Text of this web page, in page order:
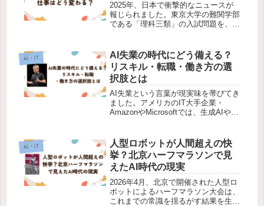
2025年、日本で衝撃的なニュースが
報じられました。東京大学の難関学部
である「理科三類」の入試問題を、生
東京のベンチャー企業「ライフプロン
プト」。その能力は、医学部を目...
AI・IT
AI失業の時代にどう備える？
リスキル・転職・働き方の選
択肢とは
AI失業という言葉が現実味を帯びてき
ました。アメリカのIT大手企業・
AmazonやMicrosoftでは、生成AIやAI
の大規模な人員削減にも踏み切ってい
ます。こうした流れ...
AI・IT
人型ロボットが人間超えの快
挙？北京ハーフマラソンで見
えたAI時代の現実
2026年4月、北京で開催された人型ロ
ボットによるハーフマラソン大会は、
これまでの常識を揺るがす結果を生み